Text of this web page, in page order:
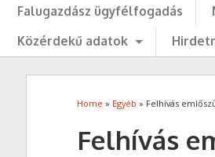
Falugazdász ügyfélfogadás
Közérdekű adatok
Home » Egyéb » Felhívás
Felhívás